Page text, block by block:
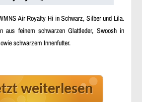
Air Royalty Hi in Schwarz, Silber und Lila.
aus feinem schwarzen Glattleder, Swoosh in
schwarzem Innenfutter.
weiterlesen